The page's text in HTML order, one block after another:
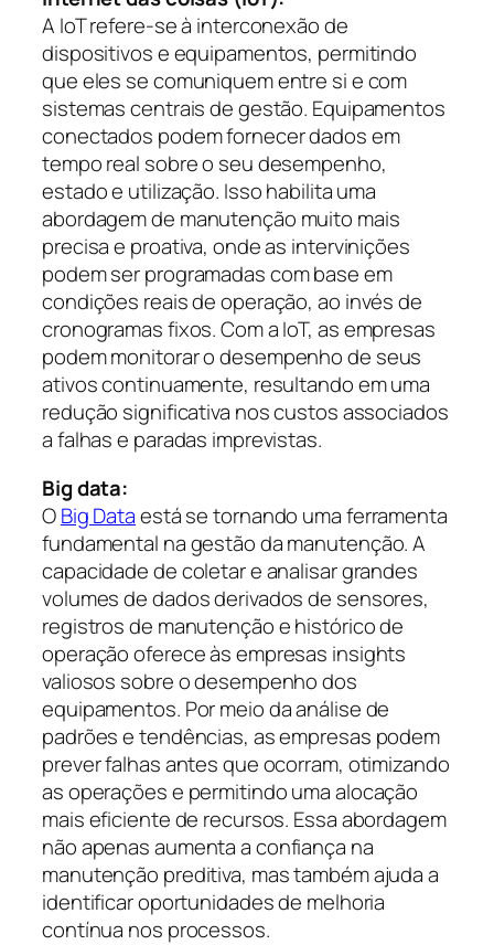
A IoT refere-se à interconexão de
dispositivos e equipamentos, permitindo
que eles se comuniquem entre si e com
sistemas centrais de gestão. Equipamentos
conectados podem fornecer dados em
tempo real sobre o seu desempenho,
estado e utilização. Isso habilita uma
abordagem de manutenção muito mais
precisa e proativa, onde as intervinições
podem ser programadas com base em
condições reais de operação, ao invés de
cronogramas fixos. Com a IoT, as empresas
podem monitorar o desempenho de seus
ativos continuamente, resultando em uma
redução significativa nos custos associados
a falhas e paradas imprevistas.
Big data:
OBig Dataestá se tornando uma ferramenta
fundamental na gestão da manutenção. A
capacidade de coletar e analisar grandes
volumes de dados derivados de sensores,
registros de manutenção e histórico de
operação oferece às empresas insights
valiosos sobre o desempenho dos
equipamentos. Por meio da análise de
padrões e tendências, as empresas podem
prever falhas antes que ocorram, otimizando
as operações e permitindo uma alocação
mais eficiente de recursos. Essa abordagem
não apenas aumenta a confiança na
manutenção preditiva, mas também ajuda a
identificar oportunidades de melhoria
contínua nos processos.